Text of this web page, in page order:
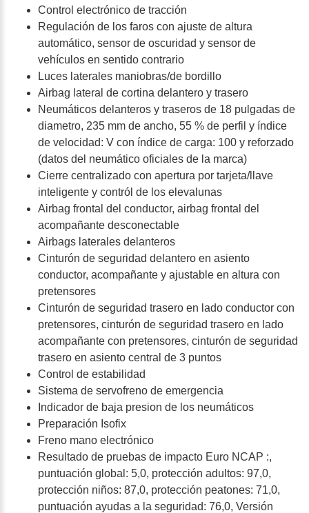
Control electrónico de tracción
Regulación de los faros con ajuste de altura
automático, sensor de oscuridad y sensor de
vehículos en sentido contrario
Luces laterales maniobras/de bordillo
Airbag lateral de cortina delantero y trasero
Neumáticos delanteros y traseros de 18 pulgadas de
diametro, 235 mm de ancho, 55 % de perfil y índice
de velocidad: V con índice de carga: 100 y reforzado
(datos del neumático oficiales de la marca)
Cierre centralizado con apertura por tarjeta/llave
inteligente y contról de los elevalunas
Airbag frontal del conductor, airbag frontal del
acompañante desconectable
Airbags laterales delanteros
Cinturón de seguridad delantero en asiento
conductor, acompañante y ajustable en altura con
pretensores
Cinturón de seguridad trasero en lado conductor con
pretensores, cinturón de seguridad trasero en lado
acompañante con pretensores, cinturón de seguridad
trasero en asiento central de 3 puntos
Control de estabilidad
Sistema de servofreno de emergencia
Indicador de baja presion de los neumáticos
Preparación Isofix
Freno mano electrónico
Resultado de pruebas de impacto Euro NCAP :,
puntuación global: 5,0, protección adultos: 97,0,
protección niños: 87,0, protección peatones: 71,0,
puntuación ayudas a la seguridad: 76,0, Versión